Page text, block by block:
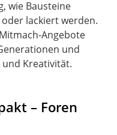
wie Bausteine
lackiert werden.
Angebote
und
– Foren